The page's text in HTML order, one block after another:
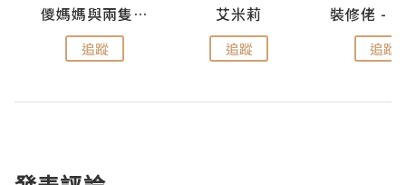
儍媽媽與兩隻小魔怪之家
追蹤
艾米莉
追蹤 追蹤